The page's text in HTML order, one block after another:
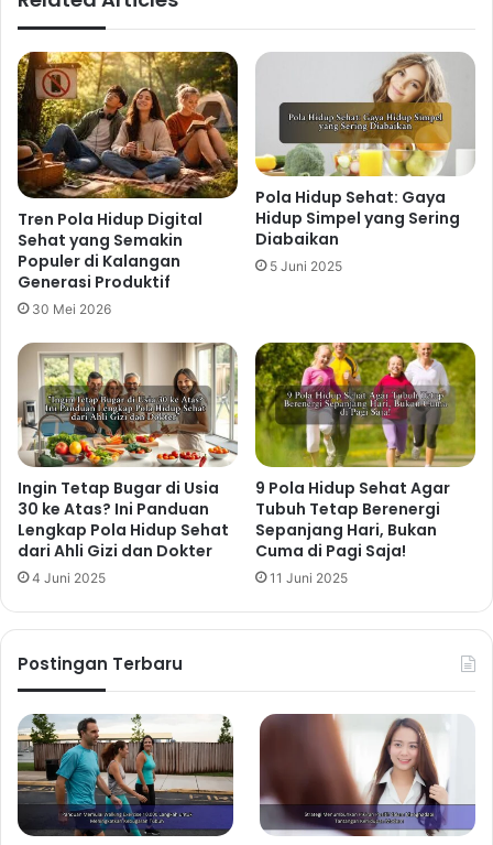
Tren Pola Hidup Digital
Sehat yang Semakin
Populer di Kalangan
Generasi Produktif
30 Mei 2026
Pola Hidup Sehat: Gaya
Hidup Simpel yang Sering
Diabaikan
5 Juni 2025
Ingin Tetap Bugar di Usia
30 ke Atas? Ini Panduan
Lengkap Pola Hidup Sehat
dari Ahli Gizi dan Dokter
4 Juni 2025
9 Pola Hidup Sehat Agar
Tubuh Tetap Berenergi
Sepanjang Hari, Bukan
Cuma di Pagi Saja!
11 Juni 2025
Postingan Terbaru